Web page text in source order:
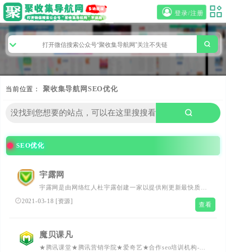
登录/注册
当前位置： 聚收集导航网 SEO优化
SEO优化
宇露网
宇露网是由网络红人杜宇露创建一家以提供刚更新最快质量
最高的百度seo优化及新闻技术资源分享网站,每天更新 百度
seo优化技巧经验教程,QQ活动,刚更新新闻资讯,技术活动以
做全网最大资源分享乐园网站。
2021-03-18 [资源] 查看
魔贝课凡
★腾讯课堂★腾讯营销学院★爱奇艺★合作seo培训机构-魔